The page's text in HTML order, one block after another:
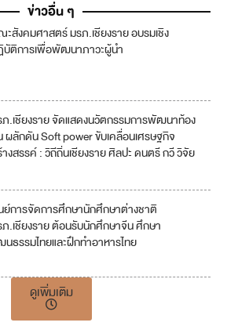
ข่าวอื่น ๆ
สังคมศาสตร์ มรภ.เชียงราย อบรมเชิง
ติการเพื่อพัฒนาภาวะผู้นำ
.เชียงราย จัดแสดงนวัตกรรมการพัฒนาท้อง
ผลักดัน Soft power ขับเคลื่อนเศรษฐกิจ
งสรรค์ : วิถีถิ่นเชียงราย ศิลปะ ดนตรี กวี วิจัย
การจัดการศึกษานักศึกษาต่างชาติ
.เชียงราย ต้อนรับนักศึกษาจีน ศึกษา
ธรรมไทยและฝึกทำอาหารไทย
ดูเพิ่มเติม